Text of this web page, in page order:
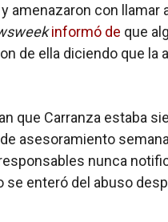
amenazaron con llamar
informó de que
de ella diciendo que la
que Carranza estaba
asesoramiento
nunca
se enteró del abuso